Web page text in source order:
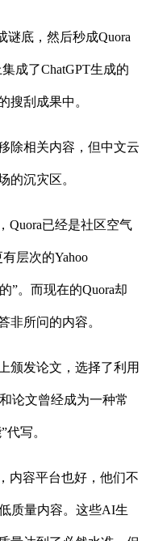
底，然后秒成Quora
成了ChatGPT生成的
搜刮成果中。
相关内容，但中文云
的沉灾区。
已经是社区空气
层次的Yahoo
”。而现在的Quora却
非所问的内容。
发论文，选择了利用
论文曾经成为一种常
写。
容平台也好，他们不
质量内容。这些AI生